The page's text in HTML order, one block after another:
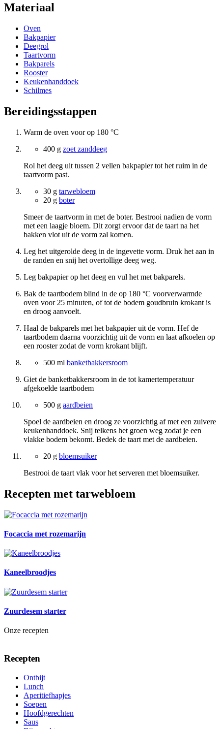
Materiaal
Oven
Bakpapier
Deegrol
Taartvorm
Bakparels
Rooster
Keukenhanddoek
Schilmes
Bereidingsstappen
Warm de oven voor op 180 °C
400 g zoet zanddeeg
Rol het deeg uit tussen 2 vellen bakpapier tot het ruim in de
taartvorm past.
30 g tarwebloem
20 g boter
Smeer de taartvorm in met de boter. Bestrooi nadien de vorm
met een laagje bloem. Dit zorgt ervoor dat de taart na het
bakken vlot uit de vorm zal komen.
Leg het uitgerolde deeg in de ingevette vorm. Druk het aan in
de randen en snij het overtollige deeg weg.
Leg bakpapier op het deeg en vul het met bakparels.
Bak de taartbodem blind in de op 180 °C voorverwarmde
oven voor 25 minuten, of tot de bodem goudbruin krokant is
en droog aanvoelt.
Haal de bakparels met het bakpapier uit de vorm. Hef de
taartbodem daarna voorzichtig uit de vorm en laat afkoelen op
een rooster zodat de vorm krokant blijft.
500 ml banketbakkersroom
Giet de banketbakkersroom in de tot kamertemperatuur
afgekoelde taartbodem
500 g aardbeien
Spoel de aardbeien en droog ze voorzichtig af met een zuivere
keukenhanddoek. Snij telkens het groen weg zodat je een
vlakke bodem bekomt. Bedek de taart met de aardbeien.
20 g bloemsuiker
Bestrooi de taart vlak voor het serveren met bloemsuiker.
Recepten met tarwebloem
Focaccia met rozemarijn
Kaneelbroodjes
Zuurdesem starter
Onze recepten
Recepten
Ontbijt
Lunch
Aperitiefhapjes
Soepen
Hoofdgerechten
Saus